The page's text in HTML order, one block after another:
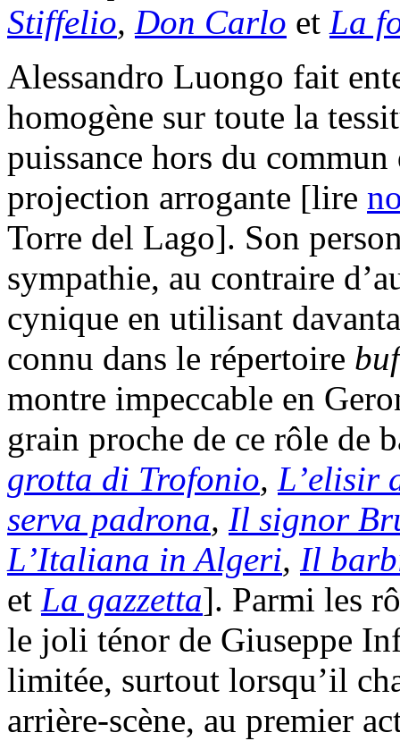
Stiffelio, Don Carlo et La
Alessandro Luongo fait
homogène sur toute la
puissance hors du
projection arrogante [lire
Torre del Lago]. Son
sympathie, au contraire
cynique en utilisant
connu dans le répertoire
montre impeccable en
grain proche de ce rôle de
grotta di Trofonio, L’elisir
serva padrona, Il signor
L’Italiana in Algeri, Il
et La gazzetta]. Parmi les
le joli ténor de Giuseppe
limitée, surtout lorsqu’il
arrière-scène, au premier